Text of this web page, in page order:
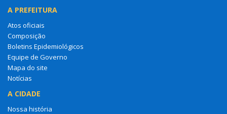
A PREFEITURA
Atos oficiais
Composição
Boletins Epidemiológicos
Equipe de Governo
Mapa do site
Notícias
A CIDADE
Nossa história